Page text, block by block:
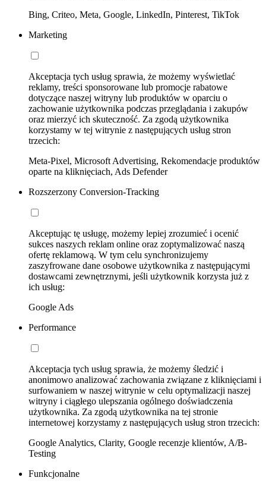
Bing, Criteo, Meta, Google, LinkedIn, Pinterest, TikTok
Marketing
Akceptacja tych usług sprawia, że możemy wyświetlać
reklamy, treści sponsorowane lub promocje rabatowe
dotyczące naszej witryny lub produktów w oparciu o
zachowanie użytkownika podczas przeglądania i zakupów
oraz mierzyć ich skuteczność. Za zgodą użytkownika
korzystamy w tej witrynie z następujących usług stron
trzecich:
Meta-Pixel, Microsoft Advertising, Rekomendacje produktów
oparte na kliknięciach, Ads Defender
Rozszerzony Conversion-Tracking
Akceptując tę usługę, możemy lepiej zrozumieć i ocenić
sukces naszych reklam online oraz zoptymalizować naszą
ofertę reklamową. W tym celu synchronizujemy
zaszyfrowane dane osobowe użytkownika z następującymi
dostawcami zewnętrznymi, jeśli użytkownik korzysta już z
ich usług:
Google Ads
Performance
Akceptacja tych usług sprawia, że możemy śledzić i
anonimowo analizować zachowania związane z kliknięciami i
surfowaniem w naszej witrynie w celu optymalizacji naszej
witryny i ciągłego ulepszania ogólnego doświadczenia
użytkownika. Za zgodą użytkownika na tej stronie
internetowej korzystamy z następujących usług stron trzecich:
Google Analytics, Clarity, Google recenzje klientów, A/B-
Testing
Funkcjonalne